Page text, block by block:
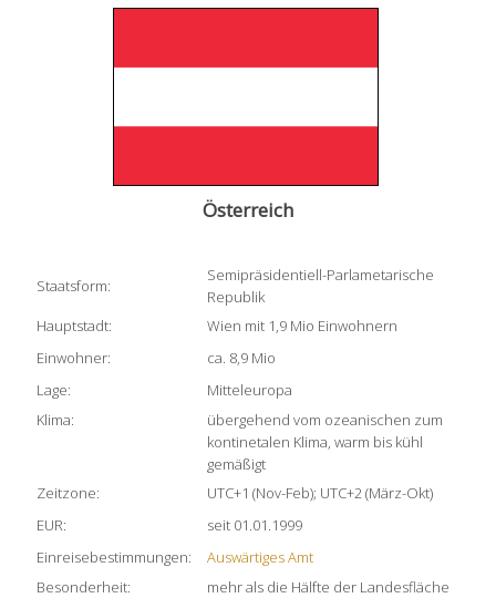
Österreich
Staatsform:
Semipräsidentiell-Parlametarische
Republik
Hauptstadt:
Wien mit 1,9 Mio Einwohnern
Einwohner:
ca. 8,9 Mio
Lage:
Mitteleuropa
Klima:
übergehend vom ozeanischen zum
kontinetalen Klima, warm bis kühl
gemäßigt
Zeitzone:
UTC+1 (Nov-Feb); UTC+2 (März-Okt)
EUR:
seit 01.01.1999
Einreisebestimmungen:
Auswärtiges Amt
Besonderheit:
mehr als die Hälfte der Landesfläche